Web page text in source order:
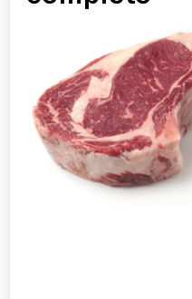
Historia
Servicios
Sugerencia de cocinado:
Ideal para cocinar a la
barbacoa, logrando una
jugoso. Perfecta para servir
cheddar, bacon crujiente,
pepinillos y salsas
perfectamente con patatas